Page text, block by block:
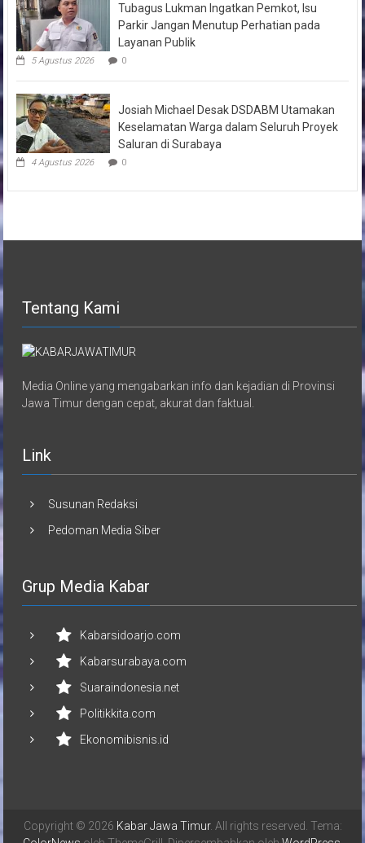
Tubagus Lukman Ingatkan Pemkot, Isu
Parkir Jangan Menutup Perhatian pada
Layanan Publik
5 Agustus 2026 0
Josiah Michael Desak DSDABM Utamakan
Keselamatan Warga dalam Seluruh Proyek
Saluran di Surabaya
4 Agustus 2026 0
Tentang Kami
Media Online yang mengabarkan info dan kejadian di Provinsi
Jawa Timur dengan cepat, akurat dan faktual.
Link
Susunan Redaksi
Pedoman Media Siber
Grup Media Kabar
Kabarsidoarjo.com
Kabarsurabaya.com
Suaraindonesia.net
Politikkita.com
Ekonomibisnis.id
Copyright © 2026 Kabar Jawa Timur. All rights reserved. Tema: